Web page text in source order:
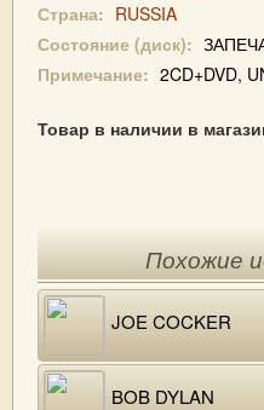
Страна: RUSSIA
Состояние (диск):
Примечание: 2CD+DVD,
Товар в наличии в
Похожие
JOE COCKER
BOB DYLAN